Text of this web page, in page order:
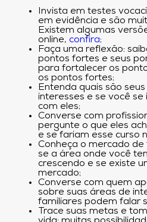
Invista em testes
em evidência e são
Existem algumas
online, confira;
Faça uma reflexão:
pontos fortes e seus
para fortalecer os
os pontos fortes;
Entenda quais são
interesses e se você
com eles;
Converse com
pergunte o que eles
e se fariam esse curso
Conheça o mercado
se a área onde você
crescendo e se existe
mercado;
Converse com quem
sobre suas áreas de
familiares podem falar
Trace suas metas e